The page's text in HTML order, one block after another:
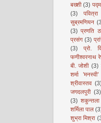
बख्शी (3)
(3)
सुब्रमणियन
(3) प्रणति
प्रसंग (3)
(3)
प्रो.
फणीश्वरनाथ
बी. जोशी (3)
शर्मा 'मनस्वी'
श्रीवास्तव
जगदलपुरी (3)
(3)
शर्मिला पाल
शुभ्रा मिश्रा